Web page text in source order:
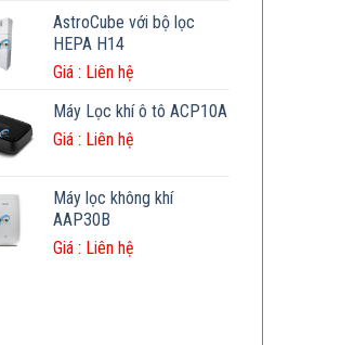
AstroCube với bộ lọc
HEPA H14
Giá : Liên hệ
Máy Lọc khí ô tô ACP10A
Giá : Liên hệ
Máy lọc không khí
AAP30B
Giá : Liên hệ